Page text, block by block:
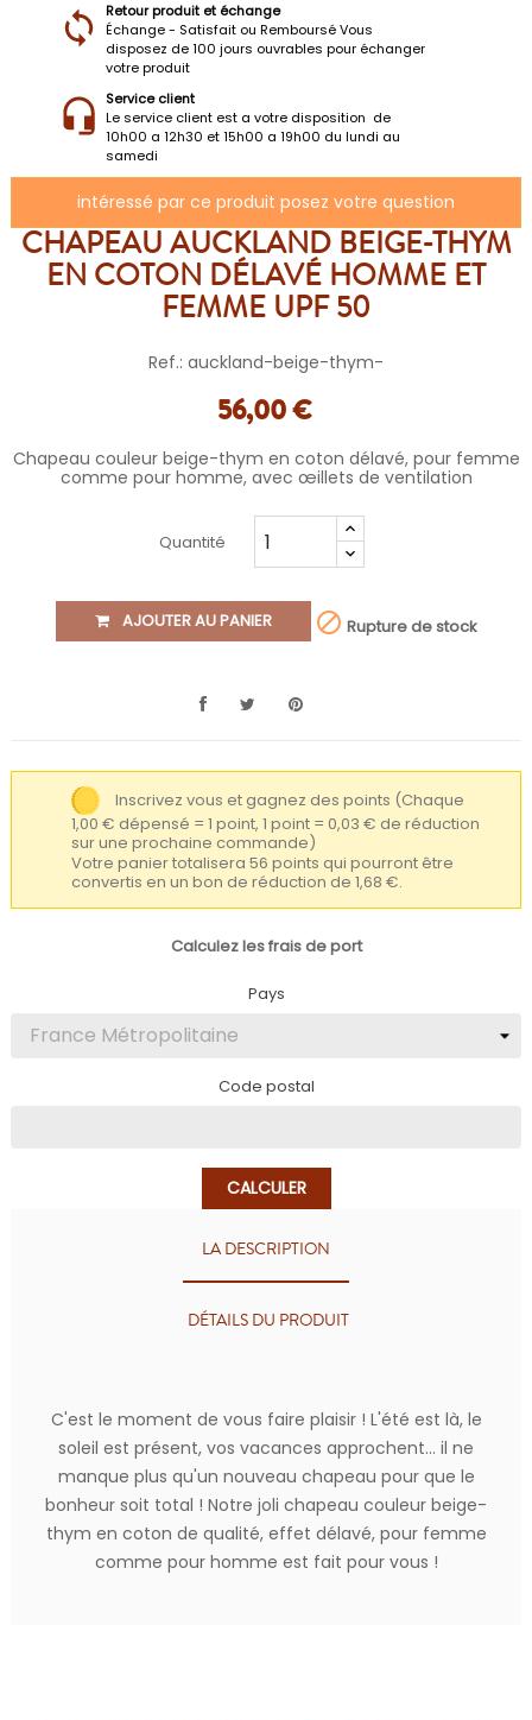
Retour produit et échange
Échange - Satisfait ou Remboursé Vous
disposez de 100 jours ouvrables pour échanger
votre produit
Service client
Le service client est a votre disposition de
10h00 a 12h30 et 15h00 a 19h00 du lundi au
samedi
intéressé par ce produit posez votre question
CHAPEAU AUCKLAND BEIGE-THYM
EN COTON DÉLAVÉ HOMME ET
FEMME UPF 50
Ref.: auckland-beige-thym-
56,00 €
Chapeau couleur beige-thym en coton délavé, pour femme
comme pour homme, avec œillets de ventilation
Quantité
AJOUTER AU PANIER  Rupture de stock
Inscrivez vous et gagnez des points (Chaque
1,00 € dépensé = 1 point, 1 point = 0,03 € de réduction
sur une prochaine commande)
Votre panier totalisera 56 points qui pourront être
convertis en un bon de réduction de 1,68 €.
Calculez les frais de port
Pays
Code postal
CALCULER
LA DESCRIPTION
DÉTAILS DU PRODUIT
C'est le moment de vous faire plaisir ! L'été est là, le
soleil est présent, vos vacances approchent... il ne
manque plus qu'un nouveau chapeau pour que le
bonheur soit total ! Notre joli chapeau couleur beige-
thym en coton de qualité, effet délavé, pour femme
comme pour homme est fait pour vous !